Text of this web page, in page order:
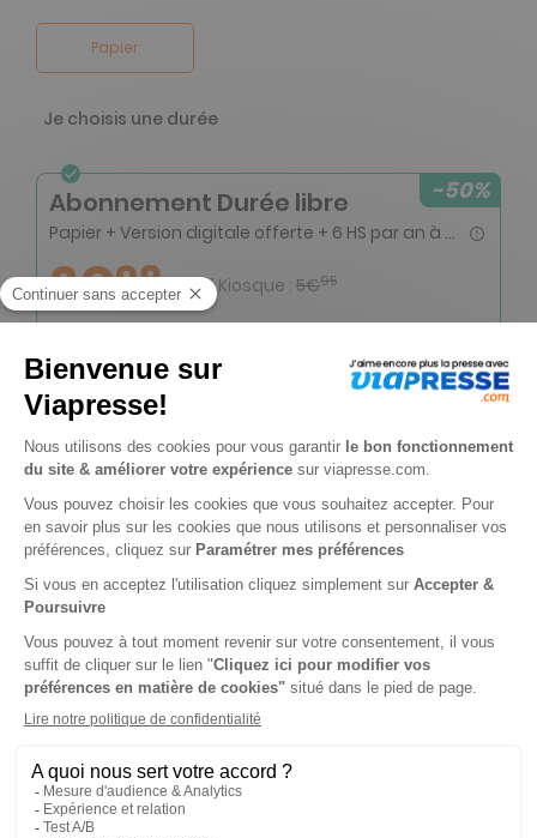
Papier
Je choisis une durée
-50%
Abonnement Durée libre
Papier + Version digitale offerte + 6 HS par an à 5,90 euros
2€98 Tarif Kiosque : 5€95
-17%
Abonnement 1 an
12 n° • Papier + Version digitale offerte + 6 HS
89€00 Tarif Kiosque :107€
Tarif France métropolitaine
Renouvellement à date d’anniversaire
Abonnement 1 an
12 n° • Papier + Version digitale offerte
69€00 Tarif Kiosque :
Renouvellement à date d’anniversaire